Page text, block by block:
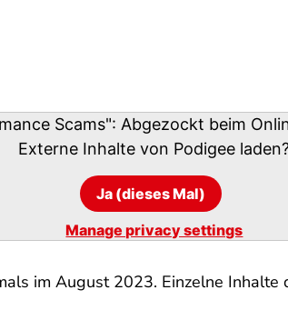
Scams": Abgezockt beim
Externe Inhalte von Podigee
Ja (dieses Mal)
Manage privacy settings
im August 2023. Einzelne